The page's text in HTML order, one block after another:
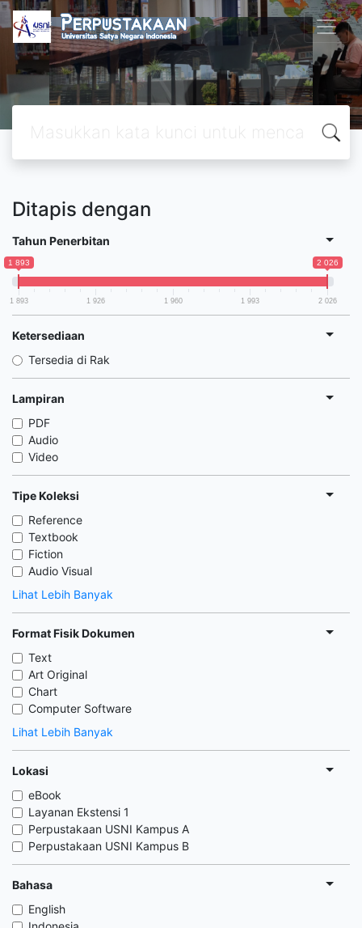
Ditapis dengan
Tahun Penerbitan
1 893 2 026
1 893 1 926 1 960 1 993 2 026
Ketersediaan
Tersedia di Rak
Lampiran
PDF
Audio
Video
Tipe Koleksi
Reference
Textbook
Fiction
Audio Visual
Lihat Lebih Banyak
Format Fisik Dokumen
Text
Art Original
Chart
Computer Software
Lihat Lebih Banyak
Lokasi
eBook
Layanan Ekstensi 1
Perpustakaan USNI Kampus A
Perpustakaan USNI Kampus B
Bahasa
English